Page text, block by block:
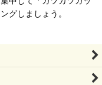
グしましょう。